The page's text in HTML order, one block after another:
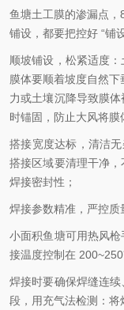
鱼塘土工膜的渗漏点
铺设，都要把控好 “铺
顺坡铺设，松紧适度
膜体要顺着坡度自然
力或土壤沉降导致膜
时锚固，防止大风将膜
搭接宽度达标，清洁
搭接区域要清理干净
焊接密封性；
焊接参数精准，严控质
小面积鱼塘可用热风
接温度控制在
焊接时要确保焊缝连
段，用充气法检测：